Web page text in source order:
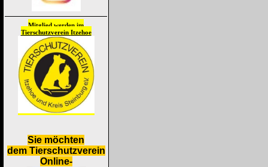
Mitglied werden im
Tierschutzverein Itzehoe
Sie möchten
dem Tierschutzverein
Online-